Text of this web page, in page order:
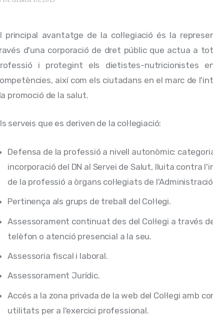
principal avantatge de la col·legiació és la
d'una corporació de dret públic que actua a
i protegint els dietistes-nutricionistes
així com els ciutadans en el marc de
promoció de la salut.
serveis que es deriven de la col·legiació:
Defensa de la professió a nivell autonòmic:
incorporació del DN al Servei de Salut, lluita contra
de la professió a òrgans col·legiats de
Pertinença als grups de treball del Col·legi.
Assessorament continuat des del Col·legi a través
telèfon o atenció presencial a la seu.
Assessoria fiscal i laboral.
Assessorament Jurídic.
Accés a la zona privada de la web del Col·legi amb
utilitats per a l'exercici professional.